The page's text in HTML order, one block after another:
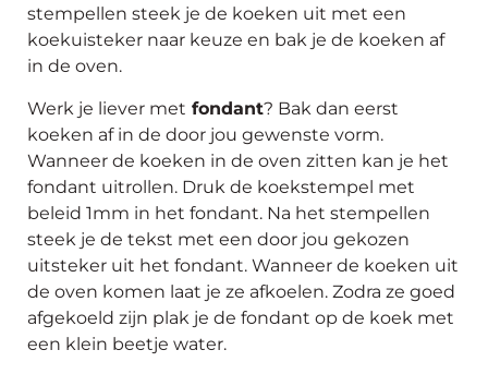
stempellen steek je de koeken uit met een
koekuisteker naar keuze en bak je de koeken af
in de oven.
Werk je liever met fondant? Bak dan eerst
koeken af in de door jou gewenste vorm.
Wanneer de koeken in de oven zitten kan je het
fondant uitrollen. Druk de koekstempel met
beleid 1mm in het fondant. Na het stempellen
steek je de tekst met een door jou gekozen
uitsteker uit het fondant. Wanneer de koeken uit
de oven komen laat je ze afkoelen. Zodra ze goed
afgekoeld zijn plak je de fondant op de koek met
een klein beetje water.